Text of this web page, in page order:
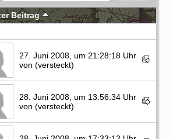
Beitrag
27. Juni 2008, um 21:28:18 Uhr
von (versteckt)
28. Juni 2008, um 13:56:34 Uhr
von (versteckt)